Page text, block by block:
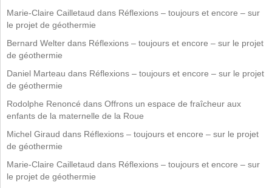
Marie-Claire Cailletaud dans Réflexions – toujours et encore – sur
le projet de géothermie
Bernard Welter dans Réflexions – toujours et encore – sur le projet
de géothermie
Daniel Marteau dans Réflexions – toujours et encore – sur le projet
de géothermie
Rodolphe Renoncé dans Offrons un espace de fraîcheur aux
enfants de la maternelle de la Roue
Michel Giraud dans Réflexions – toujours et encore – sur le projet
de géothermie
Marie-Claire Cailletaud dans Réflexions – toujours et encore – sur
le projet de géothermie